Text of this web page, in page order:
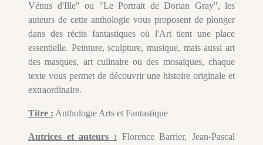
Vénus d'Ille" ou "Le Portrait de Dorian Gray", les
auteurs de cette anthologie vous proposent de plonger
dans des récits fantastiques où l'Art tient une place
essentielle. Peinture, sculpture, musique, mais aussi art
des masques, art culinaire ou des mosaïques, chaque
texte vous permet de découvrir une histoire originale et
extraordinaire.
Titre : Anthologie Arts et Fantastique
Autrices et auteurs : Florence Barrier, Jean-Pascal